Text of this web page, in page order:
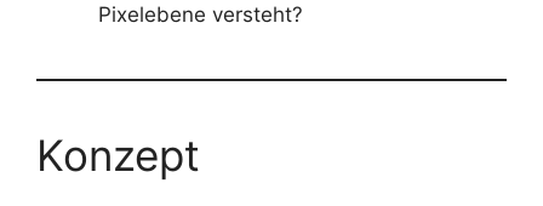
Pixelebene versteht?
Konzept